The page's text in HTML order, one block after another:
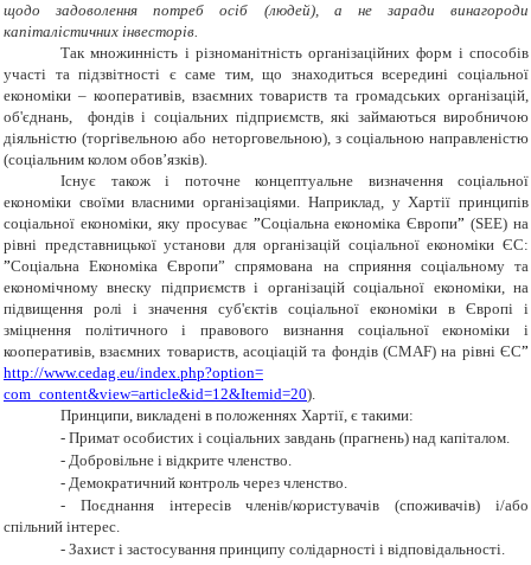
щодо задоволення потреб осіб (людей), а не заради винагороди
капіталістичних інвесторів.
Так множинність і різноманітність організаційних форм і способів
участі та підзвітності є саме тим, що знаходиться всередині соціальної
економіки – кооперативів, взаємних товариств та громадських організацій,
об'єднань, фондів і соціальних підприємств, які займаються виробничою
діяльністю (торгівельною або неторговельною), з соціальною направленістю
(соціальним колом обов’язків).
Існує також і поточне концептуальне визначення соціальної
економіки своїми власними організаціями. Наприклад, у Хартії принципів
соціальної економіки, яку просуває ”Соціальна економіка Європи”(SEE) на
рівні представницької установи для організацій соціальної економіки ЄС:
”Соціальна Економіка Європи” спрямована на сприяння соціальному та
економічному внеску підприємств і організацій соціальної економіки, на
підвищення ролі і значення суб'єктів соціальної економіки в Європі і
зміцнення політичного і правового визнання соціальної економіки і
кооперативів, взаємних товариств, асоціацій та фондів (CMAF) на рівні ЄС”
http://www.cedag.eu/index.php?option=
com_content&view=article&id=12&Itemid=20).
Принципи, викладені в положеннях Хартії, є такими:
- Примат особистих і соціальних завдань (прагнень) над капіталом.
- Добровільне і відкрите членство.
- Демократичний контроль через членство.
-
Поєднання інтересів членів/користувачів (споживачів) і/або
спільний інтерес.
- Захист і застосування принципу солідарності і відповідальності.